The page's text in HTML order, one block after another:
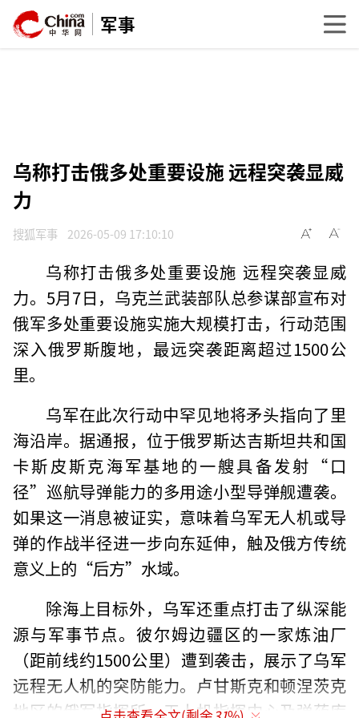
军事
乌称打击俄多处重要设施 远程突袭显威
力
搜狐军事 2026-05-09 17:10:10
乌称打击俄多处重要设施 远程突袭显威
力。5月7日，乌克兰武装部队总参谋部宣布对
俄军多处重要设施实施大规模打击，行动范围
深入俄罗斯腹地，最远突袭距离超过1500公
里。
乌军在此次行动中罕见地将矛头指向了里
海沿岸。据通报，位于俄罗斯达吉斯坦共和国
卡斯皮斯克海军基地的一艘具备发射“口
径”巡航导弹能力的多用途小型导弹舰遭袭。
如果这一消息被证实，意味着乌军无人机或导
弹的作战半径进一步向东延伸，触及俄方传统
意义上的“后方”水域。
除海上目标外，乌军还重点打击了纵深能
源与军事节点。彼尔姆边疆区的一家炼油厂
（距前线约1500公里）遭到袭击，展示了乌军
远程无人机的突防能力。卢甘斯克和顿涅茨克
地区的俄军指挥所、无人机指挥中心及弹药库